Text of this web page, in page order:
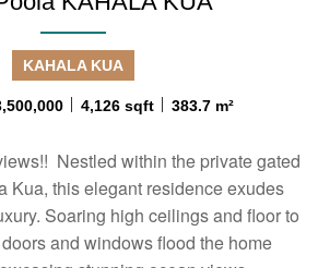
KAHALA KUA
4,126 sqft 383.7 m²
Nestled within the private gated
Kua, this elegant residence exudes
Soaring high ceilings and floor to
and windows flood the home